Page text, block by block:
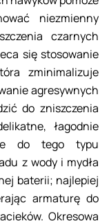
niezmienny
czarnych
się stosowanie
zminimalizuje
agresywnych
do zniszczenia
łagodnie
do tego typu
z wody i mydła
baterii; najlepiej
armaturę do
Okresowa